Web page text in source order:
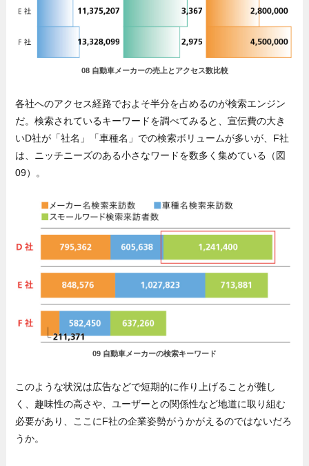
08 自動車メーカーの売上とアクセス数比較
各社へのアクセス経路でおよそ半分を占めるのが検索エンジン
だ。検索されているキーワードを調べてみると、宣伝費の大き
いD社が「社名」「車種名」での検索ボリュームが多いが、F社
は、ニッチニーズのある小さなワードを数多く集めている（図
09）。
09 自動車メーカーの検索キーワード
このような状況は広告などで短期的に作り上げることが難し
く、趣味性の高さや、ユーザーとの関係性など地道に取り組む
必要があり、ここにF社の企業姿勢がうかがえるのではないだろ
うか。